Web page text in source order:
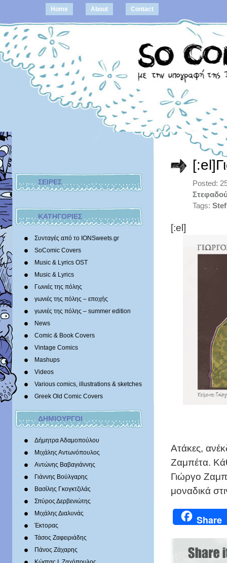
Home About Contact
ΣΕΙΡΕΣ
ΚΑΤΗΓΟΡΙΕΣ
Συνταγές από το IONSweets.gr
SoComic Covers
Music & Lyrics OST
Music & Lyrics
Γωνιές της πόλης
γωνιές της πόλης – εποχής
γωνιές της πόλης – summer edition
News
Comic & Book Covers
Vintage Comics
Mashups
Videos
Various comics, illustrations & sketches
Greek Old Comic Covers
ΔΗΜΙΟΥΡΓΟΙ
Δήμητρα Αδαμοπούλου
Μιχάλης Αντωνόπουλος
Αντώνης Βαβαγιάννης
Γιάννης Βούλγαρης
Βασίλης Γκογκτζιλάς
Σπύρος Δερβενιώτης
Mιχάλης Διαλυνάς
Έκτορας
Τάσος Ζαφειριάδης
Πάνος Ζάχαρης
Posted:
Tags: Stef
[:el]
Ατάκες,
Ζαμπέτα.
Γιώργο
μοναδικά
Share